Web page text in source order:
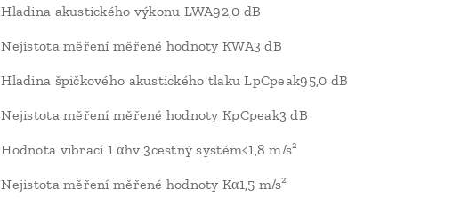
Hladina akustického výkonu LWA92,0 dB
Nejistota měření měřené hodnoty KWA3 dB
Hladina špičkového akustického tlaku LpCpeak95,0 dB
Nejistota měření měřené hodnoty KpCpeak3 dB
Hodnota vibrací 1 αhv 3cestný systém<1,8 m/s²
Nejistota měření měřené hodnoty Kα1,5 m/s²